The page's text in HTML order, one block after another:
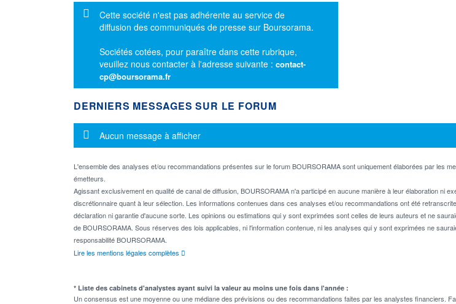
Message d'information
Cette société n'est pas adhérente au service de
diffusion des communiqués de presse sur Boursorama.
Sociétés cotées, pour paraître dans cette rubrique,
veuillez nous contacter à l'adresse suivante : contact-
cp@boursorama.fr
DERNIERS MESSAGES SUR LE FORUM
Message d'information
Aucun message à afficher
L'ensemble des analyses et/ou recommandations présentes sur le forum BOURSORAMA sont uniquement élaborées par les
émetteurs.
Agissant exclusivement en qualité de canal de diffusion, BOURSORAMA n'a participé en aucune manière à leur élaboration ni
discrétionnaire quant à leur sélection. Les informations contenues dans ces analyses et/ou recommandations ont été
déclaration ni garantie d'aucune sorte. Les opinions ou estimations qui y sont exprimées sont celles de leurs auteurs et ne
de BOURSORAMA. Sous réserves des lois applicables, ni l'information contenue, ni les analyses qui y sont exprimées ne
responsabilité BOURSORAMA.
Lire les mentions légales complètes
* Liste des cabinets d'analystes ayant suivi la valeur au moins une fois dans l'année :
Un consensus est une moyenne ou une médiane des prévisions ou des recommandations faites par les analystes financiers.